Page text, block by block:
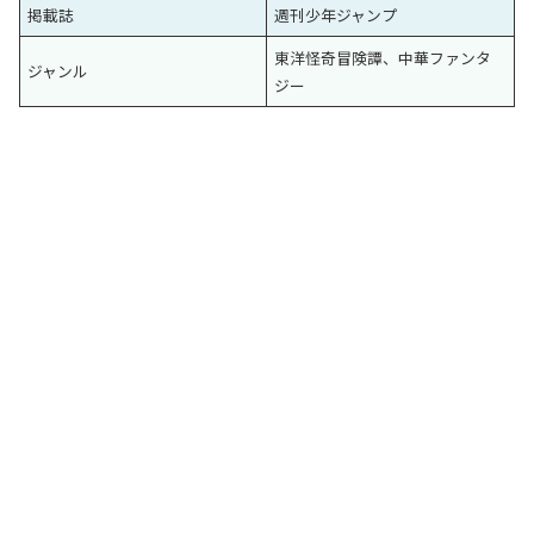
掲載誌
週刊少年ジャンプ
ジャンル
東洋怪奇冒険譚、中華ファンタ
ジー